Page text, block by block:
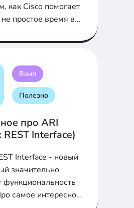
как Cisco помогает
простое время в
Воип
Полезно
про ARI
Interface)
Interface - новый
значительно
функциональность
самое интересное